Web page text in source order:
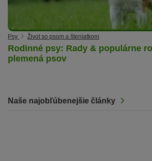
Psy Život so psom a šteniatkom
Rodinné psy: Rady & populárne
plemená psov
Naše najobľúbenejšie články